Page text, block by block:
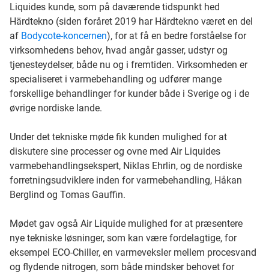
Liquides kunde, som på daværende tidspunkt hed
Härdtekno (siden foråret 2019 har Härdtekno været en del
af Bodycote-koncernen), for at få en bedre forståelse for
virksomhedens behov, hvad angår gasser, udstyr og
tjenesteydelser, både nu og i fremtiden. Virksomheden er
specialiseret i varmebehandling og udfører mange
forskellige behandlinger for kunder både i Sverige og i de
øvrige nordiske lande.
Under det tekniske møde fik kunden mulighed for at
diskutere sine processer og ovne med Air Liquides
varmebehandlingsekspert, Niklas Ehrlin, og de nordiske
forretningsudviklere inden for varmebehandling, Håkan
Berglind og Tomas Gauffin.
Mødet gav også Air Liquide mulighed for at præsentere
nye tekniske løsninger, som kan være fordelagtige, for
eksempel ECO-Chiller, en varmeveksler mellem procesvand
og flydende nitrogen, som både mindsker behovet for